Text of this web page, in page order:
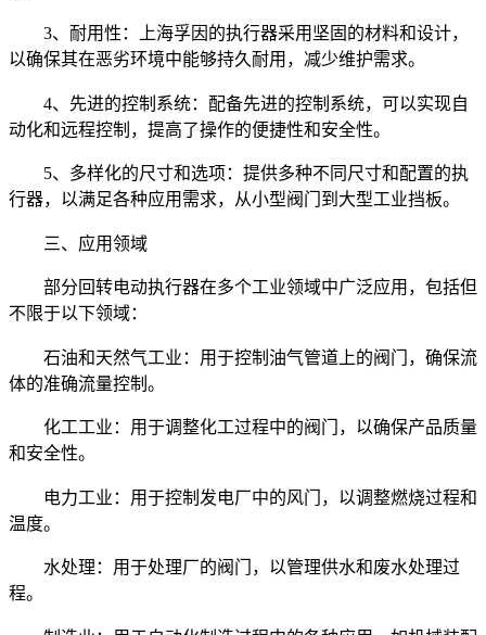
3、耐用性：上海孚因的执行器采用坚固的材料和设计，
以确保其在恶劣环境中能够持久耐用，减少维护需求。
4、先进的控制系统：配备先进的控制系统，可以实现自
动化和远程控制，提高了操作的便捷性和安全性。
5、多样化的尺寸和选项：提供多种不同尺寸和配置的执
行器，以满足各种应用需求，从小型阀门到大型工业挡板。
三、应用领域
部分回转电动执行器在多个工业领域中广泛应用，包括但
不限于以下领域：
石油和天然气工业：用于控制油气管道上的阀门，确保流
体的准确流量控制。
化工工业：用于调整化工过程中的阀门，以确保产品质量
和安全性。
电力工业：用于控制发电厂中的风门，以调整燃烧过程和
温度。
水处理：用于处理厂的阀门，以管理供水和废水处理过
程。